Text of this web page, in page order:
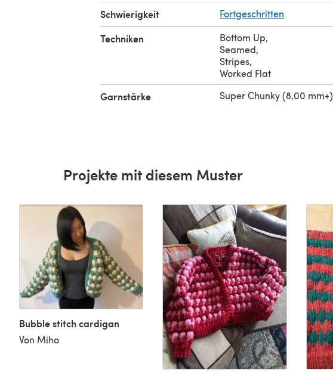
Schwierigkeit Fortgeschritten
Techniken Bottom Up,
Seamed,
Stripes,
Worked Flat
Garnstärke Super Chunky (8,00 mm+)
Projekte mit diesem Muster
Bubble stitch cardigan
Von Miho